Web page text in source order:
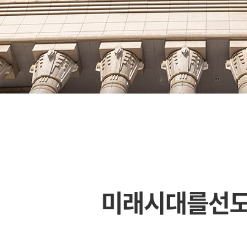
미래시대를선